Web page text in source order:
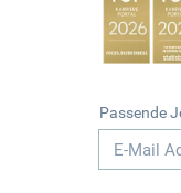
Passende